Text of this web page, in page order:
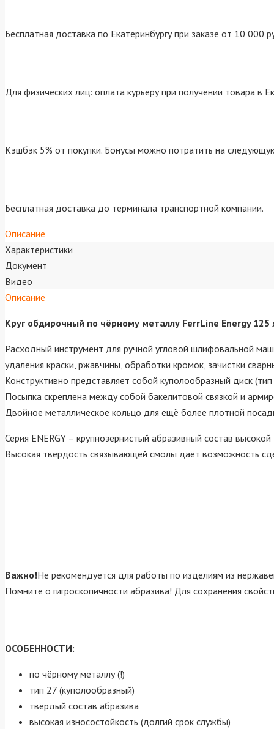
Бесплатная доставка по Екатеринбургу при заказе от 10 000
Для физических лиц: оплата курьеру при получении товара в
Кэшбэк 5% от покупки. Бонусы можно потратить на
Бесплатная доставка до терминала транспортной компании.
Описание
Характеристики
Документ
Видео
Описание
Круг обдирочный по чёрному металлу FerrLine Energy 125
Расходный инструмент для ручной угловой шлифовальной
удаления краски, ржавчины, обработки кромок, зачистки
Конструктивно представляет собой куполообразный диск
Посыпка скреплена между собой бакелитовой связкой и
Двойное металлическое кольцо для ещё более плотной
Серия ENERGY – крупнозернистый абразивный состав
Высокая твёрдость связывающей смолы даёт возможность
Важно!Не рекомендуется для работы по изделиям из
Помните о гигроскопичности абразива! Для сохранения
ОСОБЕННОСТИ:
по чёрному металлу (!)
тип 27 (куполообразный)
твёрдый состав абразива
высокая износостойкость (долгий срок службы)